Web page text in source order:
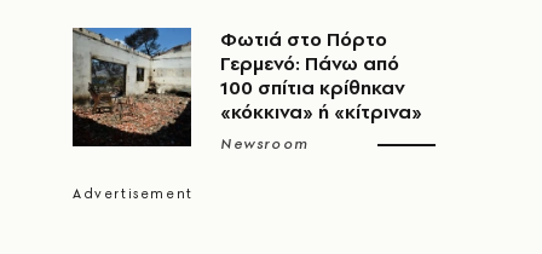
Φωτιά στο Πόρτο
Γερμενό: Πάνω από
100 σπίτια κρίθηκαν
«κόκκινα» ή «κίτρινα»
Newsroom